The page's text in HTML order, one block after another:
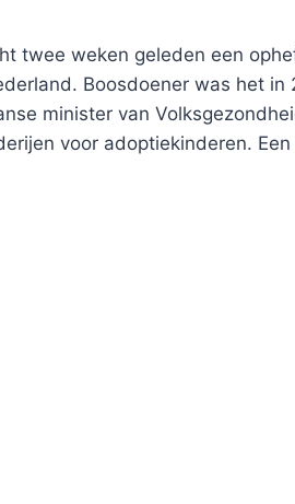
twee weken geleden een
Boosdoener was het in
minister van
voor adoptiekinderen. Een